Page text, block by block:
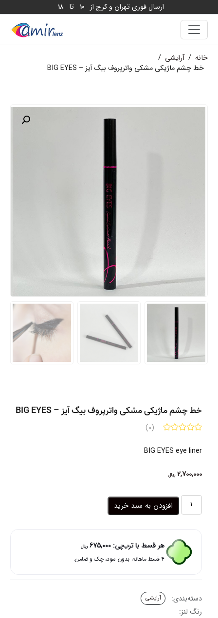
ارسال فوری تهران و کرج از 10 تا 18
خانه / آرایشی /
خط چشم ماژیکی مشکی واترپروف بیگ آیز – BIG EYES
خط چشم ماژیکی مشکی واترپروف بیگ آیز – BIG EYES
(0)
BIG EYES eye liner
2,700,000 ریال
خط
چشم
واترپروف
بیگ
BIG
عدد
افزودن به سبد خرید
هر قسط با ترب‌پی: 675,000 ریال
۴ قسط ماهانه. بدون سود، چک و ضامن.
دسته‌بندی: آرایشی
رنگ لنز: